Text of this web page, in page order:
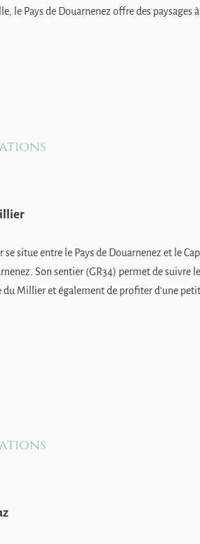
le Pays de Douarnenez offre des paysages
se situe entre le Pays de Douarnenez et le
Son sentier (GR34) permet de suivre
du Millier et également de profiter d’une